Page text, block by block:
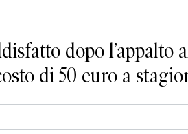
dopo l’appalto
di 50 euro a